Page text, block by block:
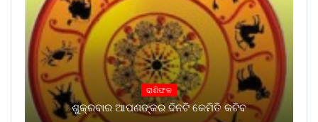
ରାଶିଫଳ
ଶୁକ୍ରବାର ଆପଣଙ୍କର ଦିନଟି କେମିତି କଟିବ